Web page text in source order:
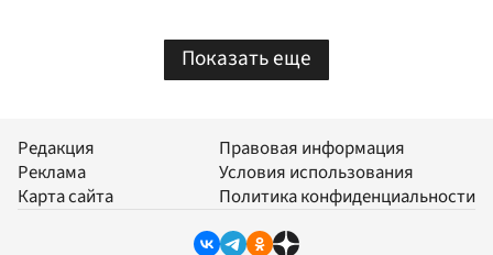
Показать еще
Редакция
Реклама
Карта сайта
Правовая информация
Условия использования
Политика конфиденциальности